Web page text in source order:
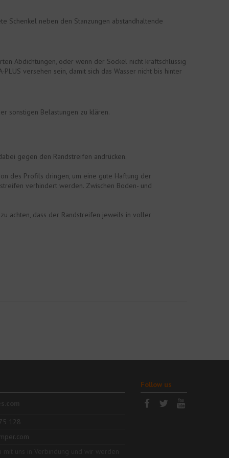
Schenkel neben den Stanzungen abstandhaltende
Abdichtungen, oder wenn der Sockel nicht kraftschlüssig
versehen sein, damit sich das Wasser nicht bis hinter
sonstigen Belastungen zu klären.
gegen den Randstreifen andrücken.
des Profils dringen, um eine gute Haftung der
verhindert werden. Zwischen Boden- und
achten, dass der Randstreifen jeweils in voller
128
Follow us